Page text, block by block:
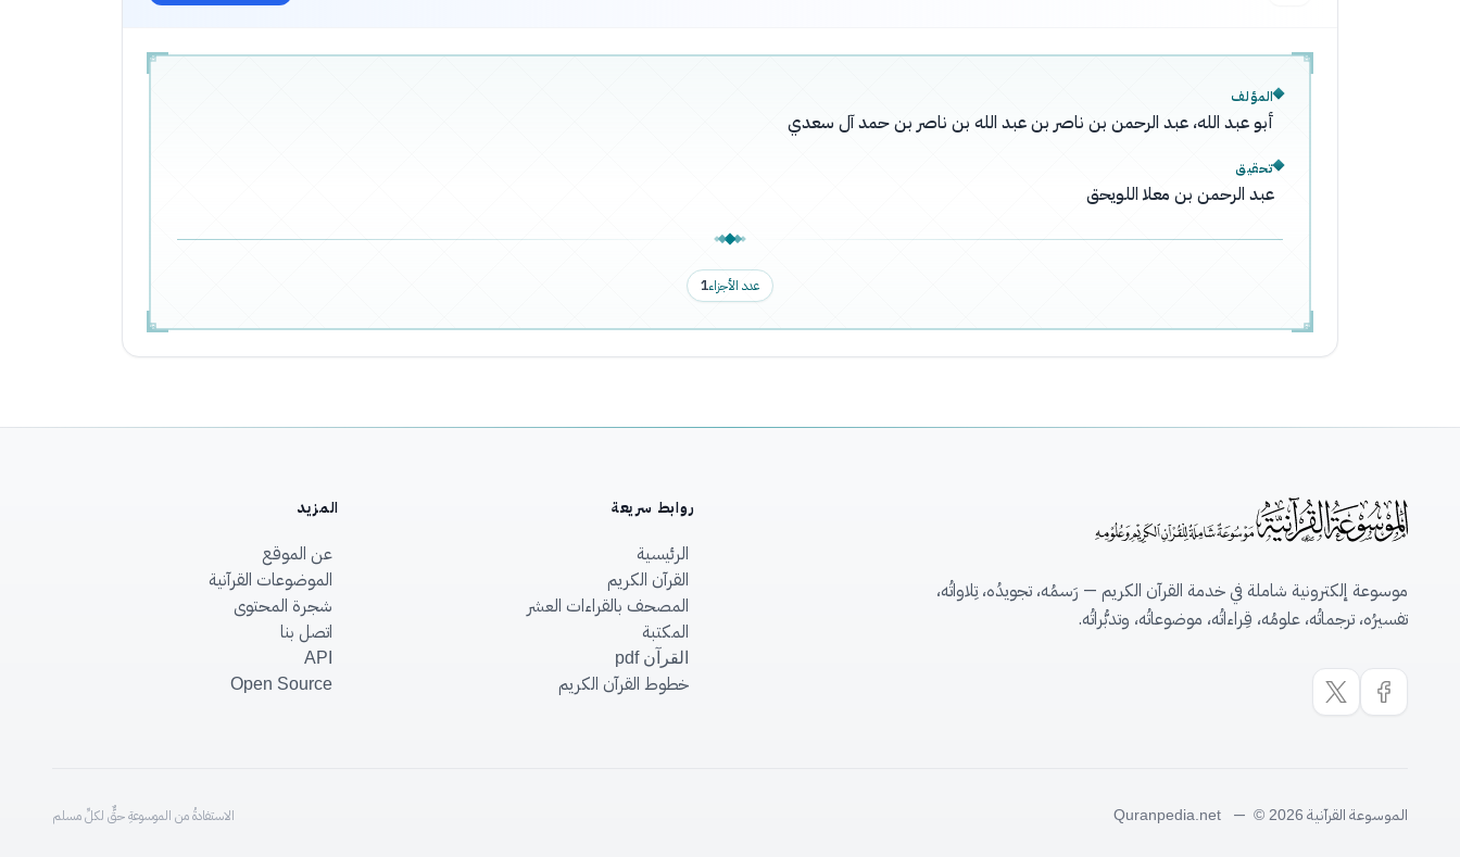
المؤلف
أبو عبد الله، عبد الرحمن بن ناصر بن عبد الله بن ناصر بن حمد آل سعدي
تحقيق
عبد الرحمن بن معلا اللويحق
عدد الأجزاء1
موسوعة إلكترونية شاملة في خدمة القرآن الكريم — رَسمُه، تجويدُه، تِلاواتُه،
تفسيرُه، ترجماتُه، علومُه، قِراءاتُه، موضوعاتُه، وتدبُّراتُه.
روابط سريعة
الرئيسية
القرآن الكريم
المصحف بالقراءات العشر
المكتبة
القرآن pdf
خطوط القرآن الكريم
المزيد
عن الموقع
الموضوعات القرآنية
شجرة المحتوى
اتصل بنا
API
Open Source
الموسوعة القرآنية Quranpedia.net — © 2026 الاستفادةُ من الموسوعةِ حقٌّ لكلِّ مسلم